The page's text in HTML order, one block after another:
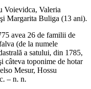
Voievidca, Valeria
Margarita Buliga (13 ani).
avea 26 de familii de
(de la numele
a satului, din 1785,
câteva toponime de hotar
Mesur, Hossu
– n. n.